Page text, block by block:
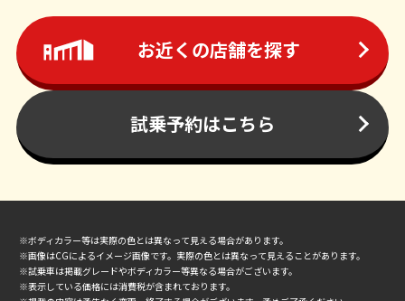
お近くの店舗を探す
試乗予約はこちら
※ボディカラー等は実際の色とは異なって見える場合があります。
※画像はCGによるイメージ画像です。実際の色とは異なって見えることがあります。
※試乗車は掲載グレードやボディカラー等異なる場合がございます。
※表示している価格には消費税が含まれております。